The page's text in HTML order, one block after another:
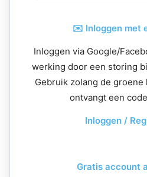
✉️ Inloggen met
Inloggen via Google/
werking door een storing
Gebruik zolang de
ontvangt een
Inloggen /
Gratis account